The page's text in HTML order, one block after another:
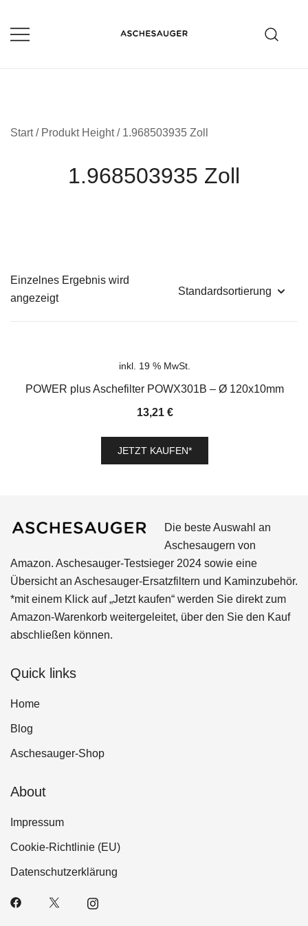
Inhalt
springen
Start/ Produkt Height / 1.968503935 Zoll
1.968503935 Zoll
Einzelnes Ergebnis wird
angezeigt
inkl. 19 % MwSt.
POWER plus Aschefilter POWX301B – Ø 120x10mm
13,21 €
JETZT KAUFEN*
Die beste Auswahl an
Aschesaugern von
Amazon. Aschesauger-Testsieger 2024 sowie eine
Übersicht an Aschesauger-Ersatzfiltern und Kaminzubehör.
*mit einem Klick auf „Jetzt kaufen“ werden Sie direkt zum
Amazon-Warenkorb weitergeleitet, über den Sie den Kauf
abschließen können.
Quick links
Home
Blog
Aschesauger-Shop
About
Impressum
Cookie-Richtlinie (EU)
Datenschutzerklärung